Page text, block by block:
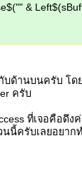
&
บด้านบนครับ โด
ครับ
ที่เจอคือดึ
นี้ครับเลยอยาก